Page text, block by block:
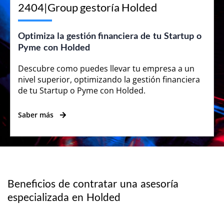
2404|Group gestoría Holded
Optimiza la gestión financiera de tu Startup o
Pyme con Holded
Descubre como puedes llevar tu empresa a un
nivel superior, optimizando la gestión financiera
de tu Startup o Pyme con Holded.
Saber más
Beneficios de contratar una asesoría
especializada en Holded